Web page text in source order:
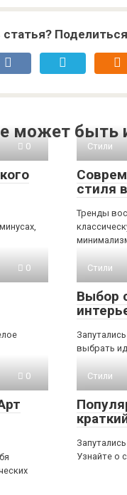
статья?
может быть
0 Стили
стиля
Тренды
0 Стили
Выбор
выбрать
0 Стили
Узнайте о